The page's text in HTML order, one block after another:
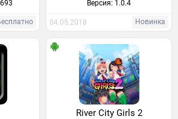
Версия: 1.0.4
04.05.2018 Новинка
River City Girls 2